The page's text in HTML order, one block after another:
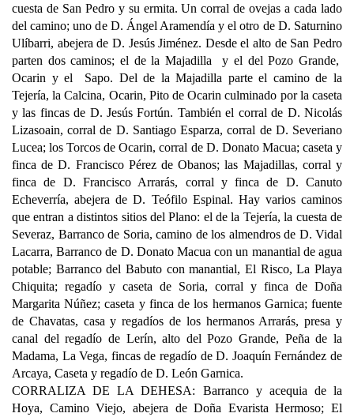
cuesta de San Pedro y su ermita. Un corral de ovejas a cada lado
del camino; uno de D. Ángel Aramendía y el otro de D. Saturnino
Ulíbarri, abejera de D. Jesús Jiménez. Desde el alto de San Pedro
parten dos caminos; el de la Majadilla y el del Pozo Grande,
Ocarin y el Sapo. Del de la Majadilla parte el camino de la
Tejería, la Calcina, Ocarin, Pito de Ocarin culminado por la caseta
y las fincas de D. Jesús Fortún. También el corral de D. Nicolás
Lizasoain, corral de D. Santiago Esparza, corral de D. Severiano
Lucea; los Torcos de Ocarin, corral de D. Donato Macua; caseta y
finca de D. Francisco Pérez de Obanos; las Majadillas, corral y
finca de D. Francisco Arrarás, corral y finca de D. Canuto
Echeverría, abejera de D. Teófilo Espinal. Hay varios caminos
que entran a distintos sitios del Plano: el de la Tejería, la cuesta de
Severaz, Barranco de Soria, camino de los almendros de D. Vidal
Lacarra, Barranco de D. Donato Macua con un manantial de agua
potable; Barranco del Babuto con manantial, El Risco, La Playa
Chiquita; regadío y caseta de Soria, corral y finca de Doña
Margarita Núñez; caseta y finca de los hermanos Garnica; fuente
de Chavatas, casa y regadíos de los hermanos Arrarás, presa y
canal del regadío de Lerín, alto del Pozo Grande, Peña de la
Madama, La Vega, fincas de regadío de D. Joaquín Fernández de
Arcaya, Caseta y regadío de D. León Garnica.
CORRALIZA DE LA DEHESA: Barranco y acequia de la
Hoya, Camino Viejo, abejera de Doña Evarista Hermoso; El